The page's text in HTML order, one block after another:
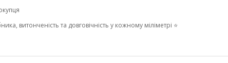
витонченість та довговічність у кожному міліметрі ⭐